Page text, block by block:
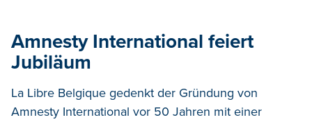
Amnesty International feiert
Jubiläum
La Libre Belgique gedenkt der Gründung von
Amnesty International vor 50 Jahren mit einer